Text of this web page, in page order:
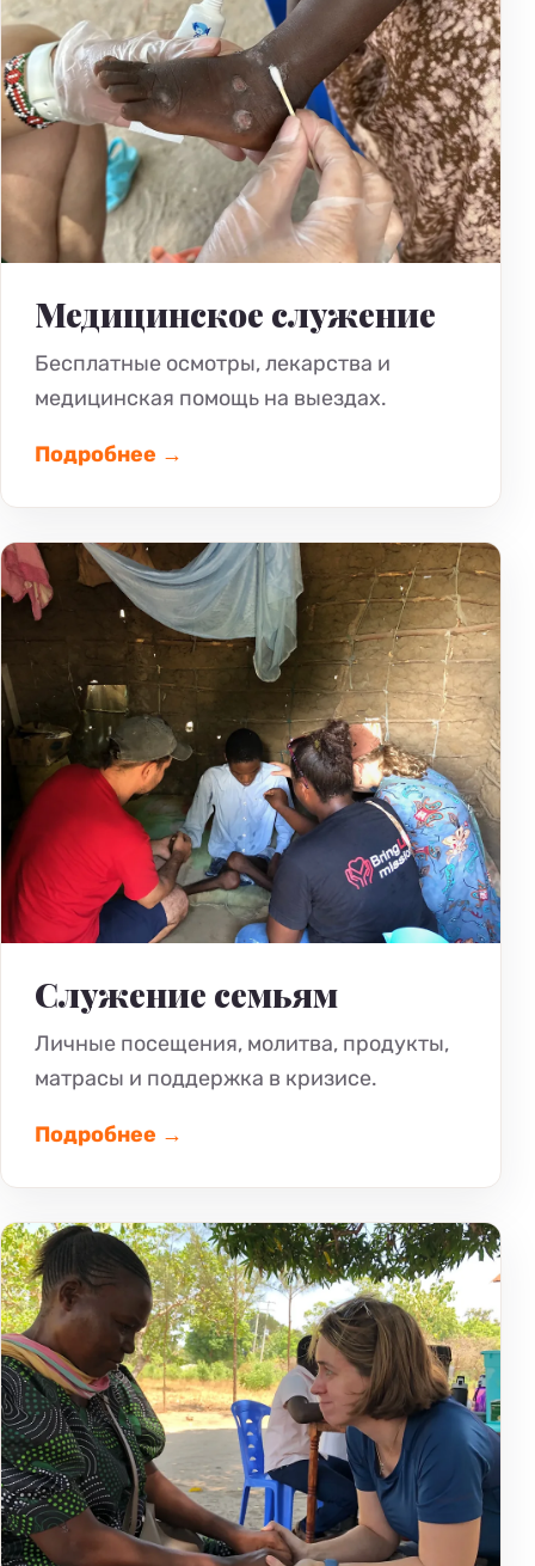
Медицинское служение
Бесплатные осмотры, лекарства и
медицинская помощь на выездах.
Подробнее →
Служение семьям
Личные посещения, молитва, продукты,
матрасы и поддержка в кризисе.
Подробнее →